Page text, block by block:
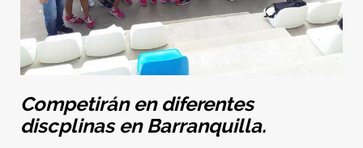
Competirán en diferentes
discplinas en Barranquilla.